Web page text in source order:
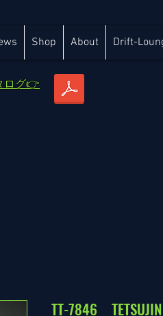
Shop About Drift-
ログ👉
TT-7846